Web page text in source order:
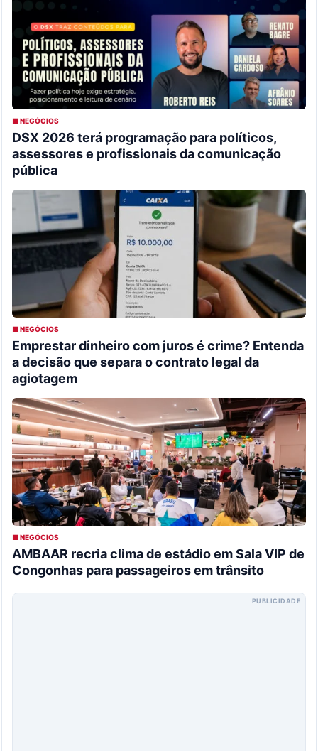
■ NEGÓCIOS
DSX 2026 terá programação para políticos,
assessores e profissionais da comunicação
pública
■ NEGÓCIOS
Emprestar dinheiro com juros é crime? Entenda
a decisão que separa o contrato legal da
agiotagem
■ NEGÓCIOS
AMBAAR recria clima de estádio em Sala VIP de
Congonhas para passageiros em trânsito
PUBLICIDADE